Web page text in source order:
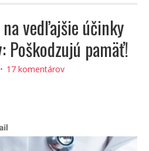
vedľajšie účinky
pamäť!
17 komentárov